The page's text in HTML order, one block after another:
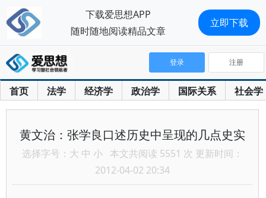
首页 法学 经济学 政治学 国际关系 社会学
登录 注册
黄文治：张学良口述历史中呈现的几点史实
选择字号： 大 中 小 本文共阅读 5551 次 更新时间：
2012-04-02 20:34
下载爱思想APP
随时随地阅读精品文章
立即下载